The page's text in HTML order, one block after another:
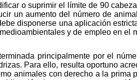
o suprimir el límite de 90
un aumento del número de
disponerse una aplicación
y de empleo en el
principalmente por el
Para ello, resulta oportuno
animales con derecho a la prima